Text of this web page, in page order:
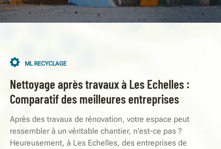
ML RECYCLAGE
Nettoyage après travaux à Les Echelles :
Comparatif des meilleures entreprises
Après des travaux de rénovation, votre espace peut
ressembler à un véritable chantier, n'est-ce pas ?
Heureusement, à Les Echelles, des entreprises de